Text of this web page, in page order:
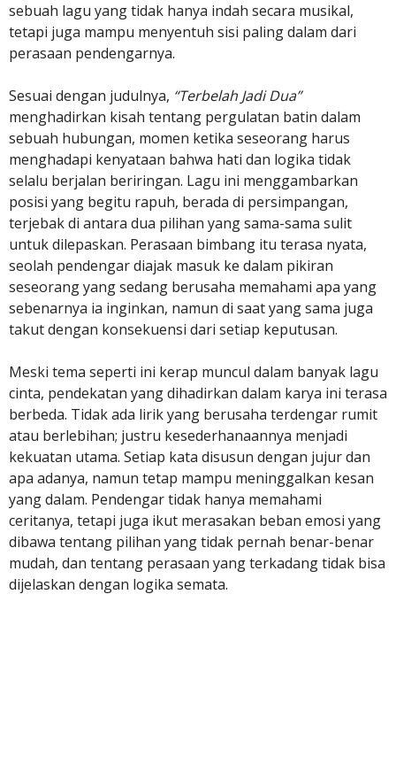
sebuah lagu yang tidak hanya indah secara musikal,
tetapi juga mampu menyentuh sisi paling dalam dari
perasaan pendengarnya.
Sesuai dengan judulnya, “Terbelah Jadi Dua”
menghadirkan kisah tentang pergulatan batin dalam
sebuah hubungan, momen ketika seseorang harus
menghadapi kenyataan bahwa hati dan logika tidak
selalu berjalan beriringan. Lagu ini menggambarkan
posisi yang begitu rapuh, berada di persimpangan,
terjebak di antara dua pilihan yang sama-sama sulit
untuk dilepaskan. Perasaan bimbang itu terasa nyata,
seolah pendengar diajak masuk ke dalam pikiran
seseorang yang sedang berusaha memahami apa yang
sebenarnya ia inginkan, namun di saat yang sama juga
takut dengan konsekuensi dari setiap keputusan.
Meski tema seperti ini kerap muncul dalam banyak lagu
cinta, pendekatan yang dihadirkan dalam karya ini terasa
berbeda. Tidak ada lirik yang berusaha terdengar rumit
atau berlebihan; justru kesederhanaannya menjadi
kekuatan utama. Setiap kata disusun dengan jujur dan
apa adanya, namun tetap mampu meninggalkan kesan
yang dalam. Pendengar tidak hanya memahami
ceritanya, tetapi juga ikut merasakan beban emosi yang
dibawa tentang pilihan yang tidak pernah benar-benar
mudah, dan tentang perasaan yang terkadang tidak bisa
dijelaskan dengan logika semata.